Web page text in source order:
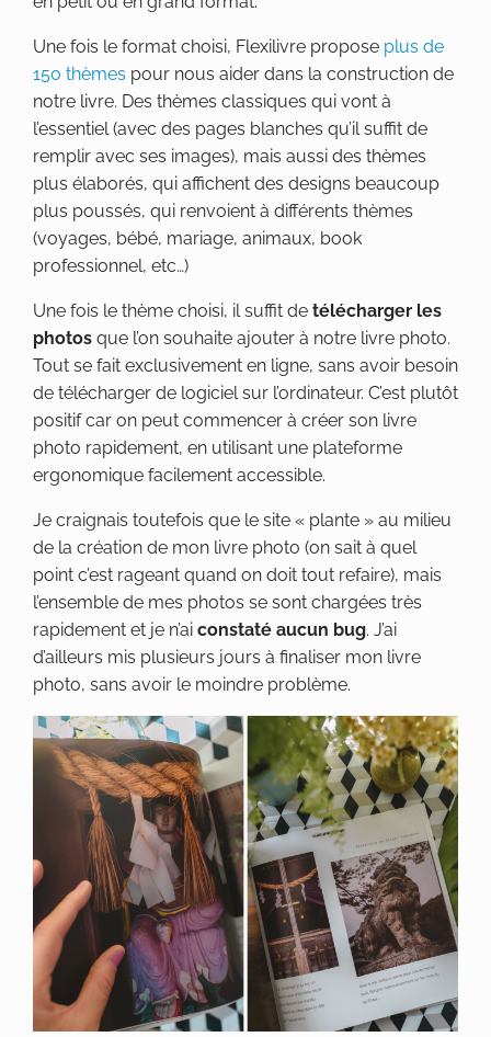
Une fois le format choisi, Flexilivre propose plus de
150 thèmes pour nous aider dans la construction de
notre livre. Des thèmes classiques qui vont à
l’essentiel (avec des pages blanches qu’il suffit de
remplir avec ses images), mais aussi des thèmes
plus élaborés, qui affichent des designs beaucoup
plus poussés, qui renvoient à différents thèmes
(voyages, bébé, mariage, animaux, book
professionnel, etc…)
Une fois le thème choisi, il suffit de télécharger les
photos que l’on souhaite ajouter à notre livre photo.
Tout se fait exclusivement en ligne, sans avoir besoin
de télécharger de logiciel sur l’ordinateur. C’est plutôt
positif car on peut commencer à créer son livre
photo rapidement, en utilisant une plateforme
ergonomique facilement accessible.
Je craignais toutefois que le site « plante » au milieu
de la création de mon livre photo (on sait à quel
point c’est rageant quand on doit tout refaire), mais
l’ensemble de mes photos se sont chargées très
rapidement et je n’ai constaté aucun bug. J’ai
d’ailleurs mis plusieurs jours à finaliser mon livre
photo, sans avoir le moindre problème.